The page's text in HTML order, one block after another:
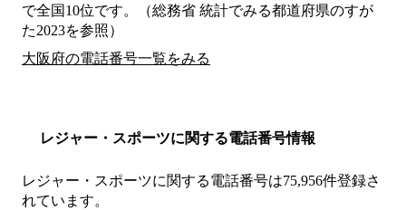
で全国10位です。（総務省 統計でみる都道府県のすが
た2023を参照）
大阪府の電話番号一覧をみる
レジャー・スポーツに関する電話番号情報
レジャー・スポーツに関する電話番号は75,956件登録さ
れています。